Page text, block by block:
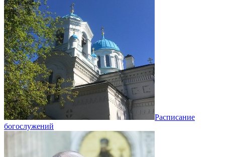
Расписание
богослужений